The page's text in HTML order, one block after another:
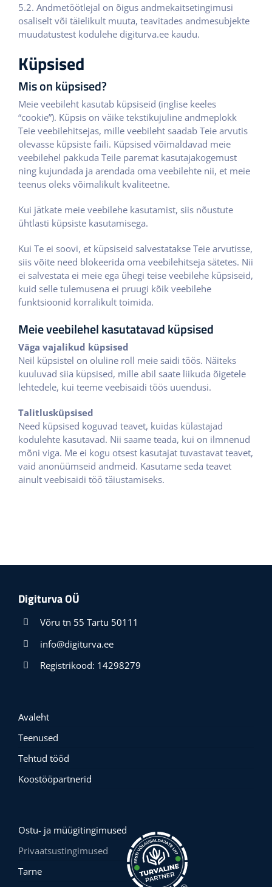
5.2. Andmetöötlejal on õigus andmekaitsetingimusi
osaliselt või täielikult muuta, teavitades andmesubjekte
muudatustest kodulehe digiturva.ee kaudu.
Küpsised
Mis on küpsised?
Meie veebileht kasutab küpsiseid (inglise keeles
“cookie”). Küpsis on väike tekstikujuline andmeplokk
Teie veebilehitsejas, mille veebileht saadab Teie arvutis
olevasse küpsiste faili. Küpsised võimaldavad meie
veebilehel pakkuda Teile paremat kasutajakogemust
ning kujundada ja arendada oma veebilehte nii, et meie
teenus oleks võimalikult kvaliteetne.
Kui jätkate meie veebilehe kasutamist, siis nõustute
ühtlasti küpsiste kasutamisega.
Kui Te ei soovi, et küpsiseid salvestatakse Teie arvutisse,
siis võite need blokeerida oma veebilehitseja sätetes. Nii
ei salvestata ei meie ega ühegi teise veebilehe küpsiseid,
kuid selle tulemusena ei pruugi kõik veebilehe
funktsioonid korralikult toimida.
Meie veebilehel kasutatavad küpsised
Väga vajalikud küpsised
Neil küpsistel on oluline roll meie saidi töös. Näiteks
kuuluvad siia küpsised, mille abil saate liikuda õigetele
lehtedele, kui teeme veebisaidi töös uuendusi.
Talitlusküpsised
Need küpsised koguvad teavet, kuidas külastajad
kodulehte kasutavad. Nii saame teada, kui on ilmnenud
mõni viga. Me ei kogu otsest kasutajat tuvastavat teavet,
vaid anonüümseid andmeid. Kasutame seda teavet
ainult veebisaidi töö täiustamiseks.
Digiturva OÜ
Võru tn 55 Tartu 50111
info@digiturva.ee
Registrikood: 14298279
Avaleht
Teenused
Tehtud tööd
Koostööpartnerid
Ostu- ja müügitingimused
Privaatsustingimused
Tarne